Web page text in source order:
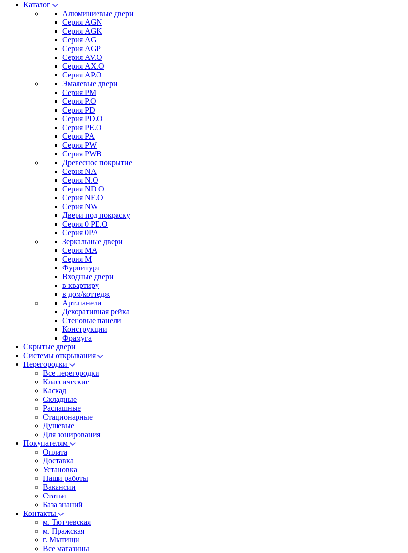
Каталог
Алюминиевые двери
Серия AGN
Серия AGK
Серия AG
Серия AGP
Серия AV.O
Серия AX.O
Серия AP.O
Эмалевые двери
Серия PM
Серия P.O
Серия PD
Серия PD.O
Серия PE.O
Серия PA
Серия PW
Серия PWB
Древесное покрытие
Серия NA
Серия N.O
Серия ND.O
Серия NE.O
Серия NW
Двери под покраску
Серия 0 PE.O
Серия 0PA
Зеркальные двери
Серия MA
Серия M
Фурнитура
Входные двери
в квартиру
в дом/коттедж
Арт-панели
Декоративная рейка
Стеновые панели
Конструкции
Фрамуга
Скрытые двери
Системы открывания
Перегородки
Все перегородки
Классические
Каскад
Складные
Распашные
Стационарные
Душевые
Для зонирования
Покупателям
Оплата
Доставка
Установка
Наши работы
Вакансии
Статьи
База знаний
Контакты
м. Тютчевская
м. Пражская
г. Мытищи
Все магазины